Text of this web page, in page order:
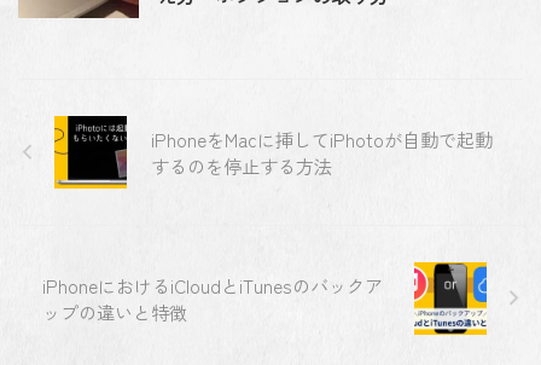
iPhoneをMacに挿してiPhotoが自動で起動
するのを停止する方法
iPhoneにおけるiCloudとiTunesのバックア
ップの違いと特徴